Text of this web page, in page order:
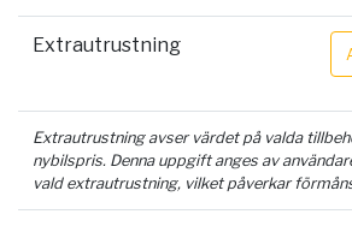
Extrautrustning
Extrautrustning avser värdet på valda
nybilspris. Denna uppgift anges av
vald extrautrustning, vilket påverkar